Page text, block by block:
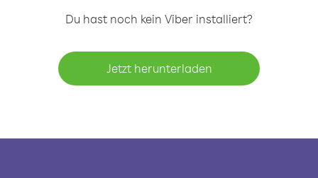
Du hast noch kein Viber installiert?
Jetzt herunterladen